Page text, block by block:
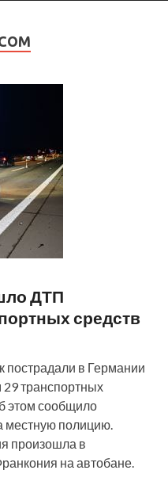
ДТП
средств
в Германии
29 транспортных
этом сообщило
местную полицию.
произошла в
на автобане.